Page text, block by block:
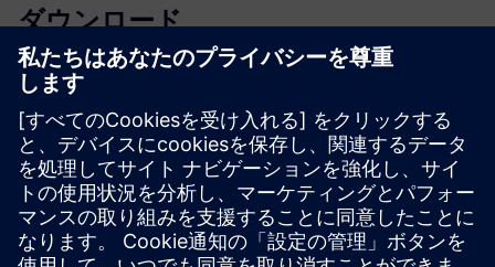
ダウンロード
SICAM A8000 のプロフィール
SICAM A8000ラックのプロフィール
カタログ SICAM 変電所オートメーション
入札仕様
SiePortal-オンラインショップ
サイトポータルのSICAM A8000です